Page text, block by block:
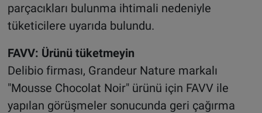
parçacıkları bulunma ihtimali nedeniyle
tüketicilere uyarıda bulundu.
FAVV: Ürünü tüketmeyin
Delibio firması, Grandeur Nature markalı
"Mousse Chocolat Noir" ürünü için FAVV ile
yapılan görüşmeler sonucunda geri çağırma